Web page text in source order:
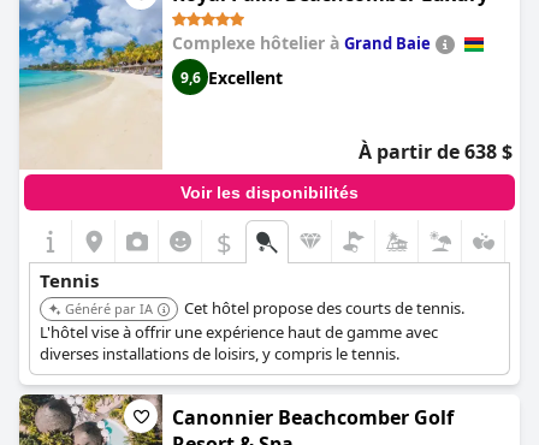
l'ensemble, le complexe est une excellente option pour les
clients qui souhaitent inclure des activités sportives et
récréatives dans leurs vacances.
Complexe hôtelier à Grand Baie
9,6 Excellent
À partir de 638 $
Voir les disponibilités
$
Tennis
Généré par IA
Cet hôtel propose des courts de tennis.
L'hôtel vise à offrir une expérience haut de gamme avec
diverses installations de loisirs, y compris le tennis.
Canonnier Beachcomber Golf